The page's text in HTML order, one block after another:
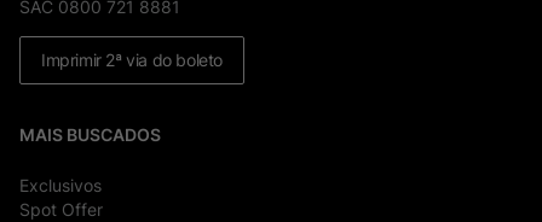
SAC 0800 721 8881
Imprimir 2ª via do boleto
MAIS BUSCADOS
Exclusivos
Spot Offer